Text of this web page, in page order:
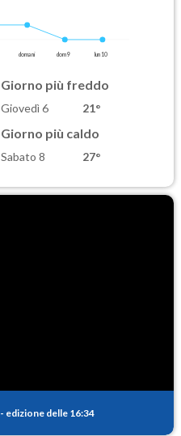
domani dom 9 lun 10
Giorno più freddo
Giovedì 6 21°
Giorno più caldo
Sabato 8 27°
- edizione delle 16:34